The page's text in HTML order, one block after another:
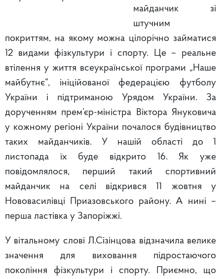
майданчик зі
штучним
покриттям, на якому можна цілорічно займатися
12 видами фізкультури і спорту. Це – реальне
втілення у життя всеукраїнської програми „Наше
майбутнє”, ініційованої федерацією футболу
України і підтриманою Урядом України. За
дорученням прем’єр-міністра Віктора Януковича
у кожному регіоні України почалося будівництво
таких майданчиків. У нашій області до 1
листопада їх буде відкрито 16. Як уже
повідомлялося, перший такий спортивний
майданчик на селі відкрився 11 жовтня у
Нововасилівці Приазовського району. А нині –
перша ластівка у Запоріжжі.
У вітальному слові Л.Сізінцова відзначила велике
значення для виховання підростаючого
покоління фізкультури і спорту. Приємно, що